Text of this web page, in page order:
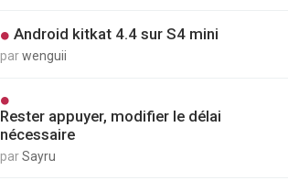
Android kitkat 4.4 sur S4 mini
parwenguii
Rester appuyer, modifier le délai
nécessaire
parSayru